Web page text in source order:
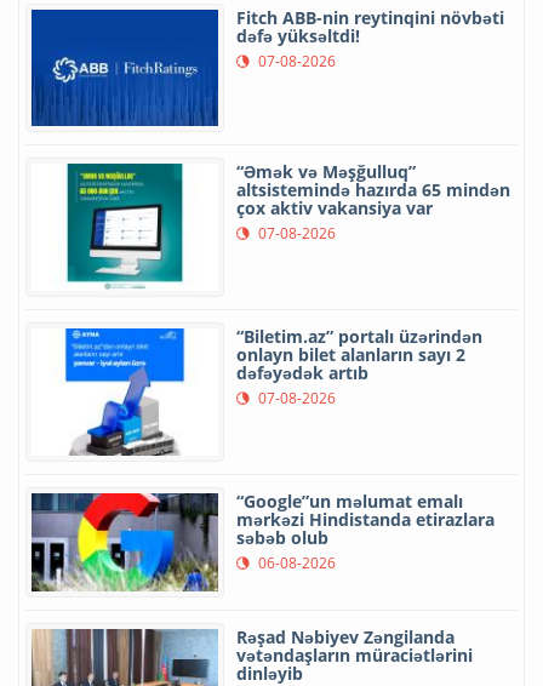
Fitch ABB-nin reytinqini növbəti
dəfə yüksəltdi!
07-08-2026
“Əmək və Məşğulluq”
altsistemində hazırda 65 mindən
çox aktiv vakansiya var
07-08-2026
“Biletim.az” portalı üzərindən
onlayn bilet alanların sayı 2
dəfəyədək artıb
07-08-2026
“Google”un məlumat emalı
mərkəzi Hindistanda etirazlara
səbəb olub
06-08-2026
Rəşad Nəbiyev Zəngilanda
vətəndaşların müraciətlərini
dinləyib